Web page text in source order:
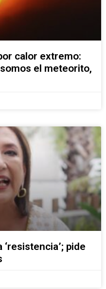
calor extremo:
el meteorito,
pide